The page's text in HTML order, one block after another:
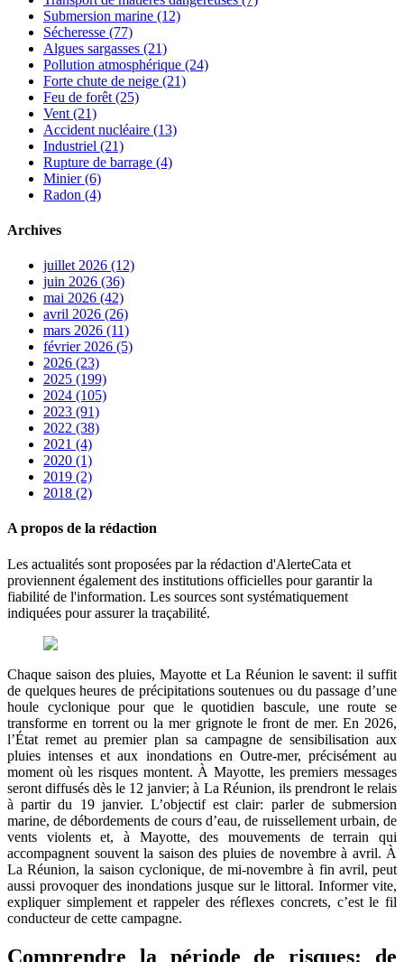
Submersion marine (12)
Sécheresse (77)
Algues sargasses (21)
Pollution atmosphérique (24)
Forte chute de neige (21)
Feu de forêt (25)
Vent (21)
Accident nucléaire (13)
Industriel (21)
Rupture de barrage (4)
Minier (6)
Radon (4)
Archives
juillet 2026 (12)
juin 2026 (36)
mai 2026 (42)
avril 2026 (26)
mars 2026 (11)
février 2026 (5)
2026 (23)
2025 (199)
2024 (105)
2023 (91)
2022 (38)
2021 (4)
2020 (1)
2019 (2)
2018 (2)
A propos de la rédaction
Les actualités sont proposées par la rédaction d'AlerteCata et
proviennent également des institutions officielles pour garantir la
fiabilité de l'information. Les sources sont systématiquement
indiquées pour assurer la traçabilité.
Chaque saison des pluies, Mayotte et La Réunion le savent: il suffit
de quelques heures de précipitations soutenues ou du passage d’une
houle cyclonique pour que le quotidien bascule, une route se
transforme en torrent ou la mer grignote le front de mer. En 2026,
l’État remet au premier plan sa campagne de sensibilisation aux
pluies intenses et aux inondations en Outre-mer, précisément au
moment où les risques montent. À Mayotte, les premiers messages
seront diffusés dès le 12 janvier; à La Réunion, ils prendront le relais
à partir du 19 janvier. L’objectif est clair: parler de submersion
marine, de débordements de cours d’eau, de ruissellement urbain, de
vents violents et, à Mayotte, des mouvements de terrain qui
accompagnent souvent la saison des pluies de novembre à avril. À
La Réunion, la saison cyclonique, de mi-novembre à fin avril, peut
aussi provoquer des inondations jusque sur le littoral. Informer vite,
expliquer simplement et rappeler des réflexes concrets, c’est le fil
conducteur de cette campagne.
Comprendre la période de risques: de